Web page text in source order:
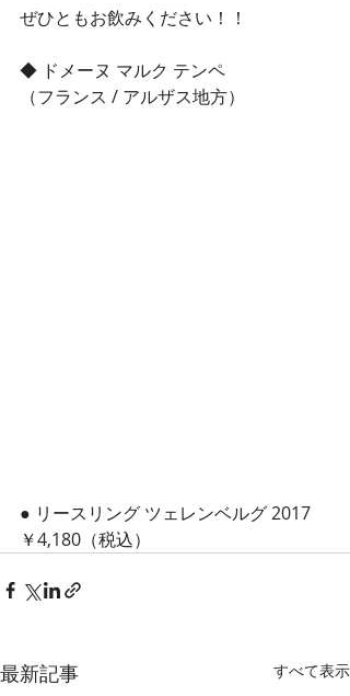
ぜひともお飲みください！！
◆ ドメーヌ マルク テンペ
（フランス / アルザス地方）
● リースリング ツェレンベルグ 2017
￥4,180（税込）
最新記事 すべて表示